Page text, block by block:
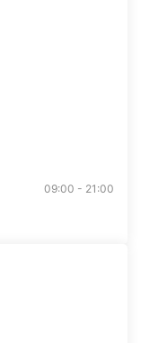
09:00 - 21:00